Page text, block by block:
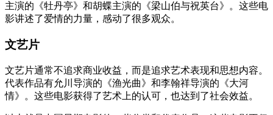
主演的《牡丹亭》和胡蝶主演的《梁山伯与祝英台》。这些电
影讲述了爱情的力量，感动了很多观众。
文艺片
文艺片通常不追求商业收益，而是追求艺术表现和思想内容。
代表作品有允川导演的《渔光曲》和李翰祥导演的《大河
情》。这些电影获得了艺术上的认可，也达到了社会效益。